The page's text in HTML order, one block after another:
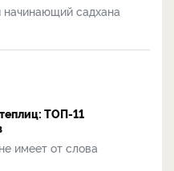
начинающий садхана
ТОП-11
имеет от слова